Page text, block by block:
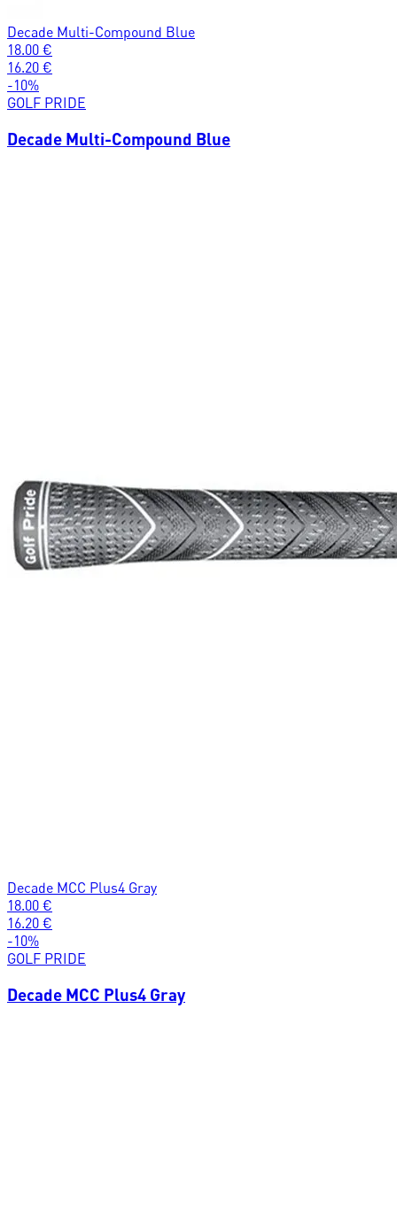
Decade Multi-Compound Blue
18.00 €
16.20 €
-10%
GOLF PRIDE
Decade Multi-Compound Blue
Decade MCC Plus4 Gray
18.00 €
16.20 €
-10%
GOLF PRIDE
Decade MCC Plus4 Gray